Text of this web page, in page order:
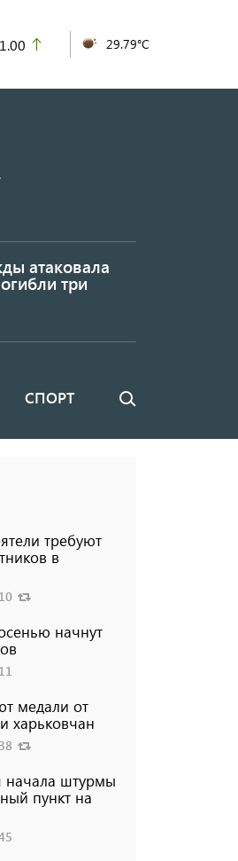
29.79°C
атаковала
три
СПОРТ Поиск
требуют
в
начнут
медали от
харьковчан
начала штурмы
пункт на